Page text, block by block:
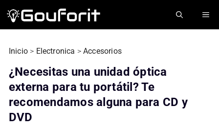
Inicio > Electronica >Accesorios
¿Necesitas una unidad óptica
externa para tu portátil? Te
recomendamos alguna para CD y
DVD